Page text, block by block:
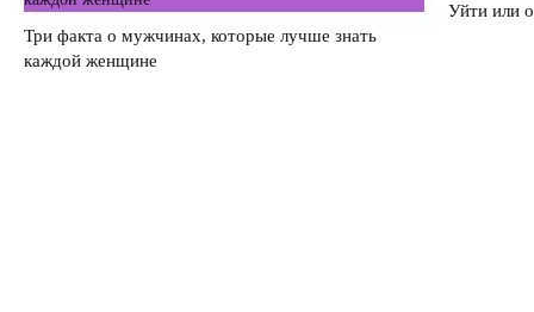
Три факта о мужчинах, которые лучше знать
каждой женщине
Уйти или
Воспитать детей счастливыми